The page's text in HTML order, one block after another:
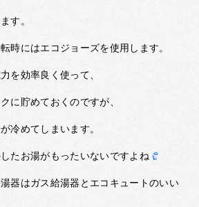
す。
時にはエコジョーズを使用します。
を効率良く使って、
に貯めておくのですが、
冷めてしまいます。
たお湯がもったいないですよね
器はガス給湯器とエコキュートのいい